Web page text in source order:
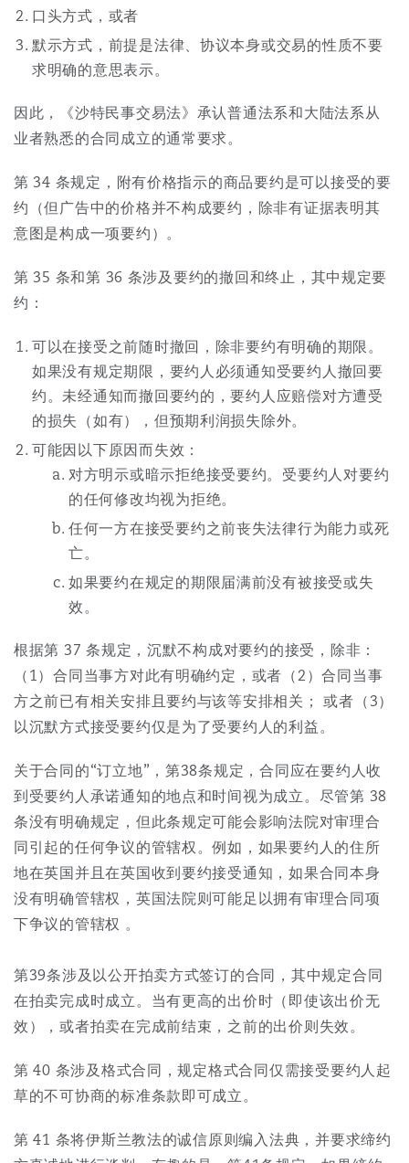
Product Liability & Recall
Property
兰巴托 – 联营办公室
兰治县
尼克斯
藩市
伦多
物浦
敦
德里
彻斯特，新贝利广场2号
安普顿
沙
口头方式，或者
默示方式，前提是法律、协议本身或交易的性质不要
求明确的意思表示。
因此，《沙特民事交易法》承认普通法系和大陆法系从
业者熟悉的合同成立的通常要求。
第 34 条规定，附有价格指示的商品要约是可以接受的要
约（但广告中的价格并不构成要约，除非有证据表明其
意图是构成一项要约）。
第 35 条和第 36 条涉及要约的撤回和终止，其中规定要
约：
可以在接受之前随时撤回，除非要约有明确的期限。
如果没有规定期限，要约人必须通知受要约人撤回要
约。未经通知而撤回要约的，要约人应赔偿对方遭受
的损失（如有），但预期利润损失除外。
可能因以下原因而失效：
对方明示或暗示拒绝接受要约。受要约人对要约
的任何修改均视为拒绝。
任何一方在接受要约之前丧失法律行为能力或死
亡。
如果要约在规定的期限届满前没有被接受或失
效。
根据第 37 条规定，沉默不构成对要约的接受，除非：
（1）合同当事方对此有明确约定，或者（2）合同当事
方之前已有相关安排且要约与该等安排相关； 或者（3）
以沉默方式接受要约仅是为了受要约人的利益。
关于合同的“订立地”，第38条规定，合同应在要约人收
到受要约人承诺通知的地点和时间视为成立。尽管第 38
条没有明确规定，但此条规定可能会影响法院对审理合
同引起的任何争议的管辖权。例如，如果要约人的住所
地在英国并且在英国收到要约接受通知，如果合同本身
没有明确管辖权，英国法院则可能足以拥有审理合同项
下争议的管辖权 。
第39条涉及以公开拍卖方式签订的合同，其中规定合同
在拍卖完成时成立。当有更高的出价时（即使该出价无
效），或者拍卖在完成前结束，之前的出价则失效。
第 40 条涉及格式合同，规定格式合同仅需接受要约人起
草的不可协商的标准条款即可成立。
第 41 条将伊斯兰教法的诚信原则编入法典，并要求缔约